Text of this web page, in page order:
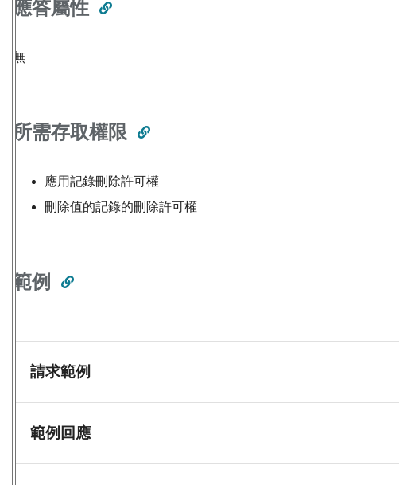
應答屬性
無
所需存取權限
應用記錄刪除許可權
刪除值的記錄的刪除許可權
範例
請求範例
範例回應